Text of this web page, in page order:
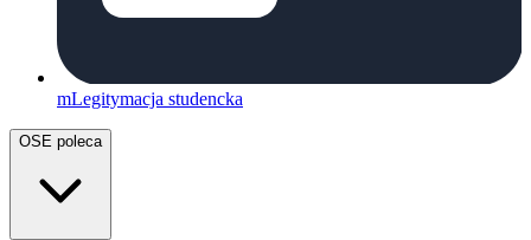
mLegitymacja studencka
OSE poleca